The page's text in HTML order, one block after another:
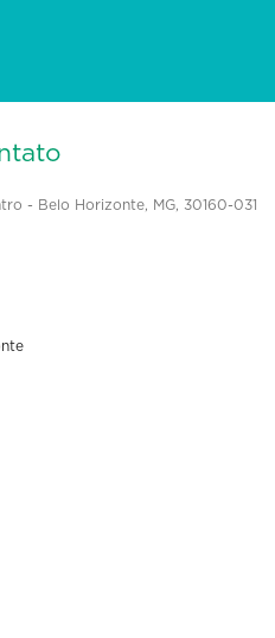
- Belo Horizonte, MG, 30160-031